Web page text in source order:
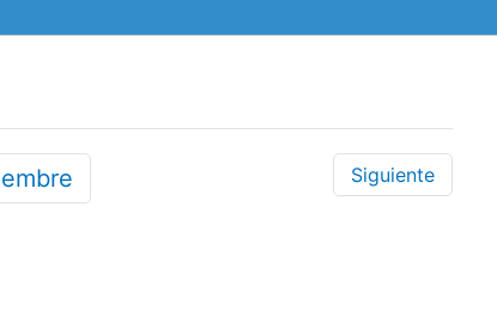
Siguiente